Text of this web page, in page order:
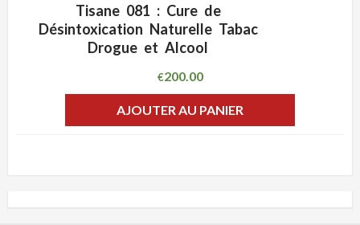
ADD WISHLIST
Tisane 081 : Cure de
Désintoxication Naturelle Tabac
Drogue et Alcool
€200.00
AJOUTER AU PANIER